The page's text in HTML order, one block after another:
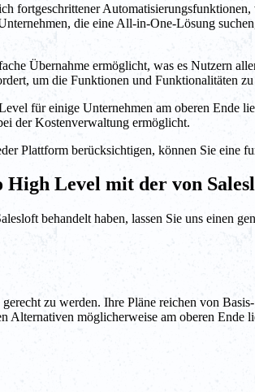
fortgeschrittener
die eine All-in-One-Lösung
Übernahme ermöglicht, was es Nutzern
um die Funktionen und Funktionalitäten zu
für einige Unternehmen am oberen Ende
der Kostenverwaltung ermöglicht.
Plattform berücksichtigen, können Sie eine
Level mit der von
behandelt haben, lassen Sie uns einen
zu werden. Ihre Pläne reichen von
Alternativen möglicherweise am oberen